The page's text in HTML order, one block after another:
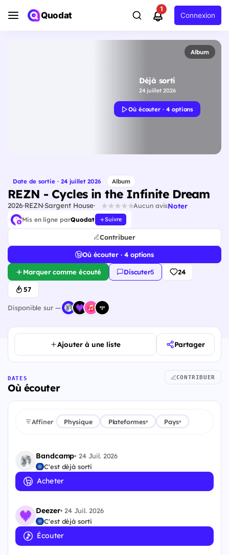
Quodat
1
Connexion
Album
Déjà sorti
24 juillet 2026
Où écouter · 4 options
Date de sortie · 24 juillet 2026 Album
REZN - Cycles in the Infinite Dream
2026 REZN Sargent House Aucun avisNoter
Mis en ligne parQuodat Suivre
Contribuer
Où écouter · 4 options
Marquer comme écouté Discuter·5 24
57
Disponible sur —
Ajouter à une liste Partager
DATES
Où écouter
CONTRIBUER
Affiner Physique Plateformes▾ Pays▾
Bandcamp• 24 Juil. 2026
C'est déjà sorti
Acheter
Deezer• 24 Juil. 2026
C'est déjà sorti
Écouter